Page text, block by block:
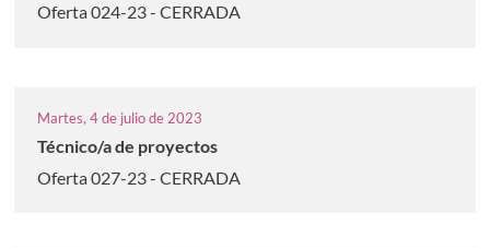
Oferta 024-23 - CERRADA
Martes, 4 de julio de 2023
Técnico/a de proyectos
Oferta 027-23 - CERRADA